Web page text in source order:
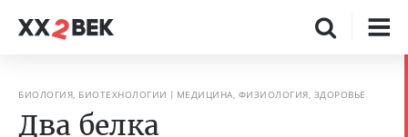
БИОЛОГИЯ, БИОТЕХНОЛОГИИ МЕДИЦИНА, ФИЗИОЛОГИЯ, ЗДОРОВЬЕ
Два белка